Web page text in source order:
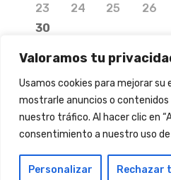
Valoramos tu
Usamos cookies para mejorar su
mostrarle anuncios o
nuestro tráfico. Al hacer clic en
consentimiento a nuestro uso de
Personalizar Rechazar
23
24 25 26
30
© 2020 Copyright
| Tots els drets